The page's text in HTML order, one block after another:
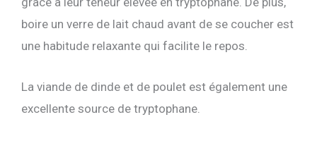
boire un verre de lait chaud avant de se coucher est
une habitude relaxante qui facilite le repos.
La viande de dinde et de poulet est également une
excellente source de tryptophane.